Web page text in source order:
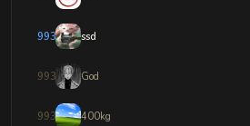
9934 ssd
9935 God
9936 400kg